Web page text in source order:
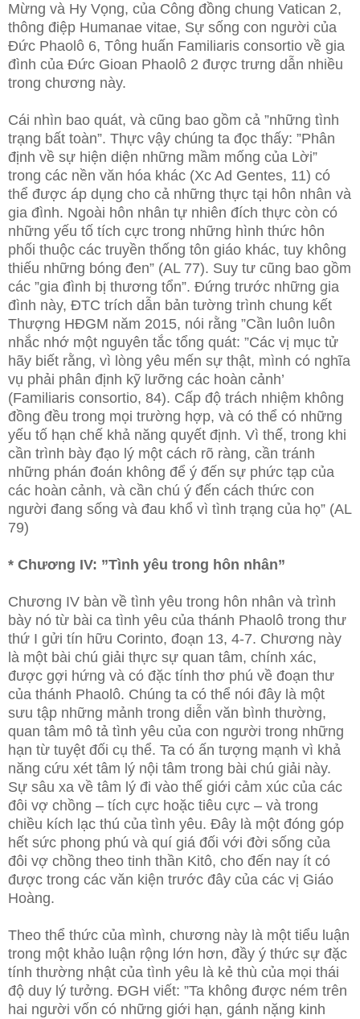
Mừng và Hy Vọng, của Công đồng chung Vatican 2,
thông điệp Humanae vitae, Sự sống con người của
Đức Phaolô 6, Tông huấn Familiaris consortio về gia
đình của Đức Gioan Phaolô 2 được trưng dẫn nhiều
trong chương này.
Cái nhìn bao quát, và cũng bao gồm cả ”những tình
trạng bất toàn”. Thực vậy chúng ta đọc thấy: ”Phân
định về sự hiện diện những mầm mống của Lời”
trong các nền văn hóa khác (Xc Ad Gentes, 11) có
thể được áp dụng cho cả những thực tại hôn nhân và
gia đình. Ngoài hôn nhân tự nhiên đích thực còn có
những yếu tố tích cực trong những hình thức hôn
phối thuộc các truyền thống tôn giáo khác, tuy không
thiếu những bóng đen” (AL 77). Suy tư cũng bao gồm
các ”gia đình bị thương tổn”. Đứng trước những gia
đình này, ĐTC trích dẫn bản tường trình chung kết
Thượng HĐGM năm 2015, nói rằng ”Cần luôn luôn
nhắc nhớ một nguyên tắc tổng quát: ”Các vị mục tử
hãy biết rằng, vì lòng yêu mến sự thật, mình có nghĩa
vụ phải phân định kỹ lưỡng các hoàn cảnh’
(Familiaris consortio, 84). Cấp độ trách nhiệm không
đồng đều trong mọi trường hợp, và có thể có những
yếu tố hạn chế khả năng quyết định. Vì thế, trong khi
cần trình bày đạo lý một cách rõ ràng, cần tránh
những phán đoán không để ý đến sự phức tạp của
các hoàn cảnh, và cần chú ý đến cách thức con
người đang sống và đau khổ vì tình trạng của họ” (AL
79)
* Chương IV: ”Tình yêu trong hôn nhân”
Chương IV bàn về tình yêu trong hôn nhân và trình
bày nó từ bài ca tình yêu của thánh Phaolô trong thư
thứ I gửi tín hữu Corinto, đoạn 13, 4-7. Chương này
là một bài chú giải thực sự quan tâm, chính xác,
được gợi hứng và có đặc tính thơ phú về đoạn thư
của thánh Phaolô. Chúng ta có thể nói đây là một
sưu tập những mảnh trong diễn văn bình thường,
quan tâm mô tả tình yêu của con người trong những
hạn từ tuyệt đối cụ thể. Ta có ấn tượng mạnh vì khả
năng cứu xét tâm lý nội tâm trong bài chú giải này.
Sự sâu xa về tâm lý đi vào thế giới cảm xúc của các
đôi vợ chồng – tích cực hoặc tiêu cực – và trong
chiều kích lạc thú của tình yêu. Đây là một đóng góp
hết sức phong phú và quí giá đối với đời sống của
đôi vợ chồng theo tinh thần Kitô, cho đến nay ít có
được trong các văn kiện trước đây của các vị Giáo
Hoàng.
Theo thể thức của mình, chương này là một tiểu luận
trong một khảo luận rộng lớn hơn, đầy ý thức sự đặc
tính thường nhật của tình yêu là kẻ thù của mọi thái
độ duy lý tưởng. ĐGH viết: ”Ta không được ném trên
hai người vốn có những giới hạn, gánh nặng kinh